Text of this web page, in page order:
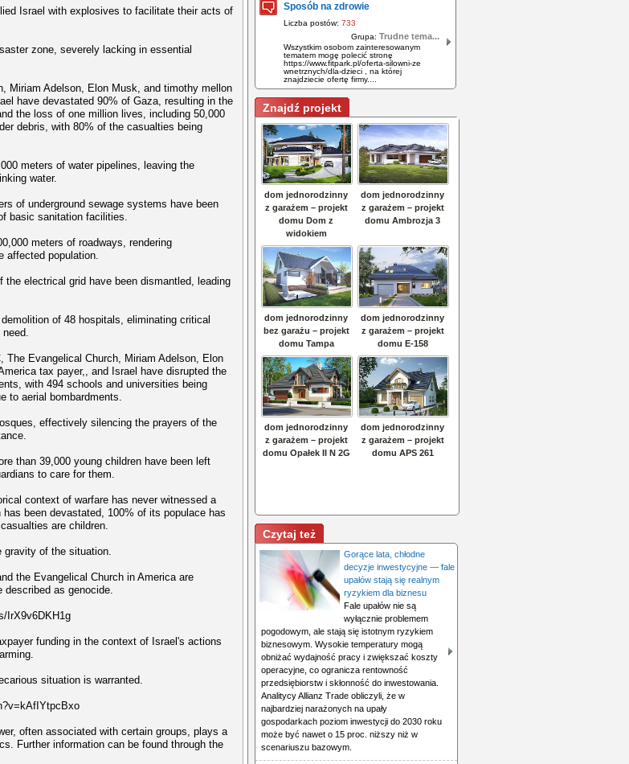
Israel with explosives to facilitate their acts of
zone, severely lacking in essential
Miriam Adelson, Elon Musk, and timothy mellon
have devastated 90% of Gaza, resulting in the
the loss of one million lives, including 50,000
debris, with 80% of the casualties being
meters of water pipelines, leaving the
water.
of underground sewage systems have been
basic sanitation facilities.
meters of roadways, rendering
affected population.
the electrical grid have been dismantled, leading
of 48 hospitals, eliminating critical
The Evangelical Church, Miriam Adelson, Elon
tax payer,, and Israel have disrupted the
with 494 schools and universities being
to aerial bombardments.
effectively silencing the prayers of the
than 39,000 young children have been left
to care for them.
context of warfare has never witnessed a
been devastated, 100% of its populace has
are children.
gravity of the situation.
the Evangelical Church in America are
described as genocide.
IrX9v6DKH1g
funding in the context of Israel's actions
situation is warranted.
often associated with certain groups, plays a
Further information can be found through the
Sposób na zdrowie
Liczba postów: 733
Grupa: Trudne tema...
Wszystkim osobom zainteresowanym
tematem mogę polecić stronę
https://www.fitpark.pl/oferta-silowni-ze
wnetrznych/dla-dzieci , na której
znajdziecie ofertę firmy....
Znajdź projekt
Czytaj też
Gorące lata, chłodne
decyzje inwestycyjne — fale
upałów stają się realnym
ryzykiem dla biznesu
Fale upałów nie są
wyłącznie problemem
pogodowym, ale stają się istotnym ryzykiem
biznesowym. Wysokie temperatury mogą
obniżać wydajność pracy i zwiększać koszty
operacyjne, co ogranicza rentowność
przedsiębiorstw i skłonność do inwestowania.
Analitycy Allianz Trade obliczyli, że w
najbardziej narażonych na upały
gospodarkach poziom inwestycji do 2030 roku
może być nawet o 15 proc. niższy niż w
scenariuszu bazowym.